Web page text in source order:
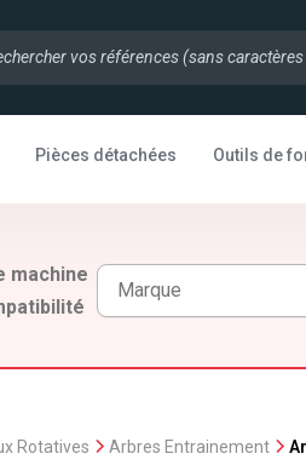
Pièces détachées Outils de
machine
Rotatives Arbres Entrainement